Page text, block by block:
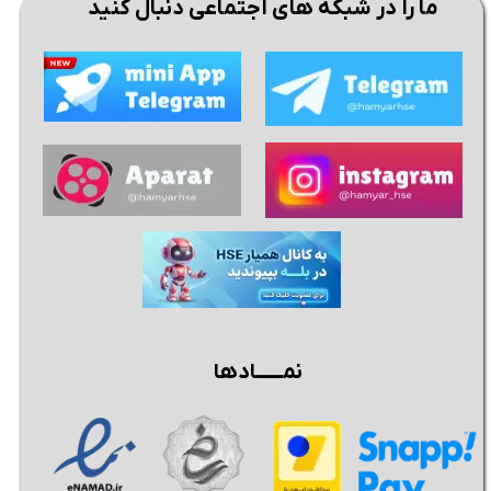
ما را در شبکه های اجتماعی دنبال کنید
نمــــــادها